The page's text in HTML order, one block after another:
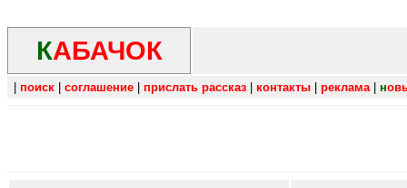
КАБАЧОК
поиск соглашение прислать рассказ контакты реклама| н